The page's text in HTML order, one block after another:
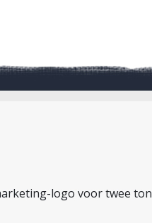
logo voor twee ton